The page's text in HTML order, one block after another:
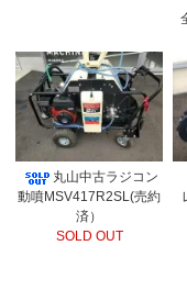
丸山中古ラジコン
動噴MSV417R2SL(売約
済）
SOLD OUT